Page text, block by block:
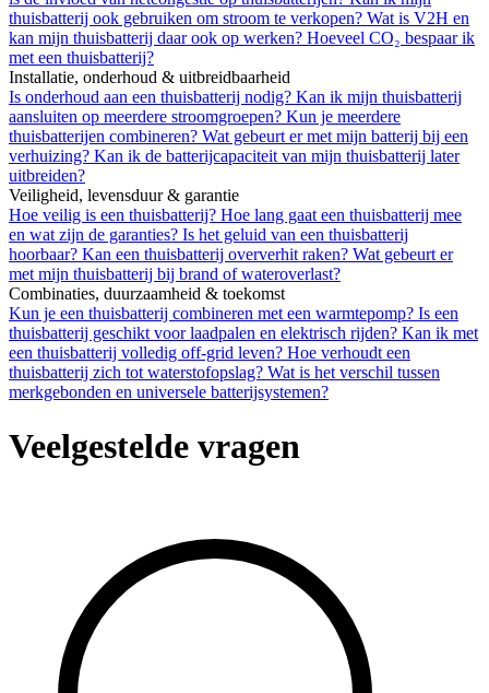
thuisbatterij ook gebruiken om stroom te verkopen? Wat is V2H en
kan mijn thuisbatterij daar ook op werken? Hoeveel CO₂ bespaar ik
met een thuisbatterij?
Installatie, onderhoud & uitbreidbaarheid
Is onderhoud aan een thuisbatterij nodig? Kan ik mijn thuisbatterij
aansluiten op meerdere stroomgroepen? Kun je meerdere
thuisbatterijen combineren? Wat gebeurt er met mijn batterij bij een
verhuizing? Kan ik de batterijcapaciteit van mijn thuisbatterij later
uitbreiden?
Veiligheid, levensduur & garantie
Hoe veilig is een thuisbatterij? Hoe lang gaat een thuisbatterij mee
en wat zijn de garanties? Is het geluid van een thuisbatterij
hoorbaar? Kan een thuisbatterij oververhit raken? Wat gebeurt er
met mijn thuisbatterij bij brand of wateroverlast?
Combinaties, duurzaamheid & toekomst
Kun je een thuisbatterij combineren met een warmtepomp? Is een
thuisbatterij geschikt voor laadpalen en elektrisch rijden? Kan ik met
een thuisbatterij volledig off-grid leven? Hoe verhoudt een
thuisbatterij zich tot waterstofopslag? Wat is het verschil tussen
merkgebonden en universele batterijsystemen?
Veelgestelde vragen